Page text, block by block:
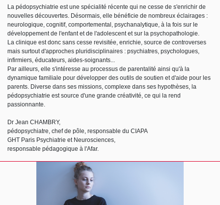
La pédopsychiatrie est une spécialité récente qui ne cesse de s'enrichir de
nouvelles découvertes. Désormais, elle bénéficie de nombreux éclairages :
neurologique, cognitif, comportemental, psychanalytique, à la fois sur le
développement de l'enfant et de l'adolescent et sur la psychopathologie.
La clinique est donc sans cesse revisitée, enrichie, source de controverses
mais surtout d'approches pluridisciplinaires : psychiatres, psychologues,
infirmiers, éducateurs, aides-soignants...
Par ailleurs, elle s'intéresse au processus de parentalité ainsi qu'à la
dynamique familiale pour développer des outils de soutien et d'aide pour les
parents. Diverse dans ses missions, complexe dans ses hypothèses, la
pédopsychiatrie est source d'une grande créativité, ce qui la rend
passionnante.
Dr Jean CHAMBRY,
pédopsychiatre, chef de pôle, responsable du CIAPA
GHT Paris Psychiatrie et Neurosciences,
responsable pédagogique à l'Afar.